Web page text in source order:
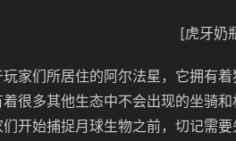
[虎牙奶
家们所居住的阿尔法星，它拥有
很多其他生态中不会出现的坐骑
开始捕捉月球生物之前，切记需